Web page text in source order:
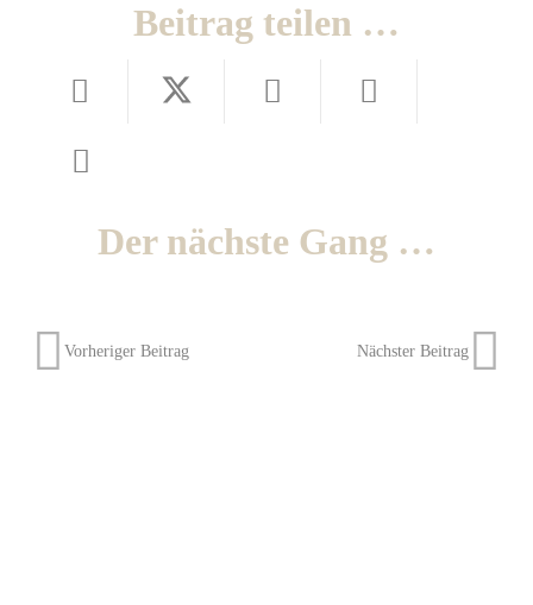
Beitrag teilen …
Der nächste Gang …
Vorheriger Beitrag Nächster Beitrag